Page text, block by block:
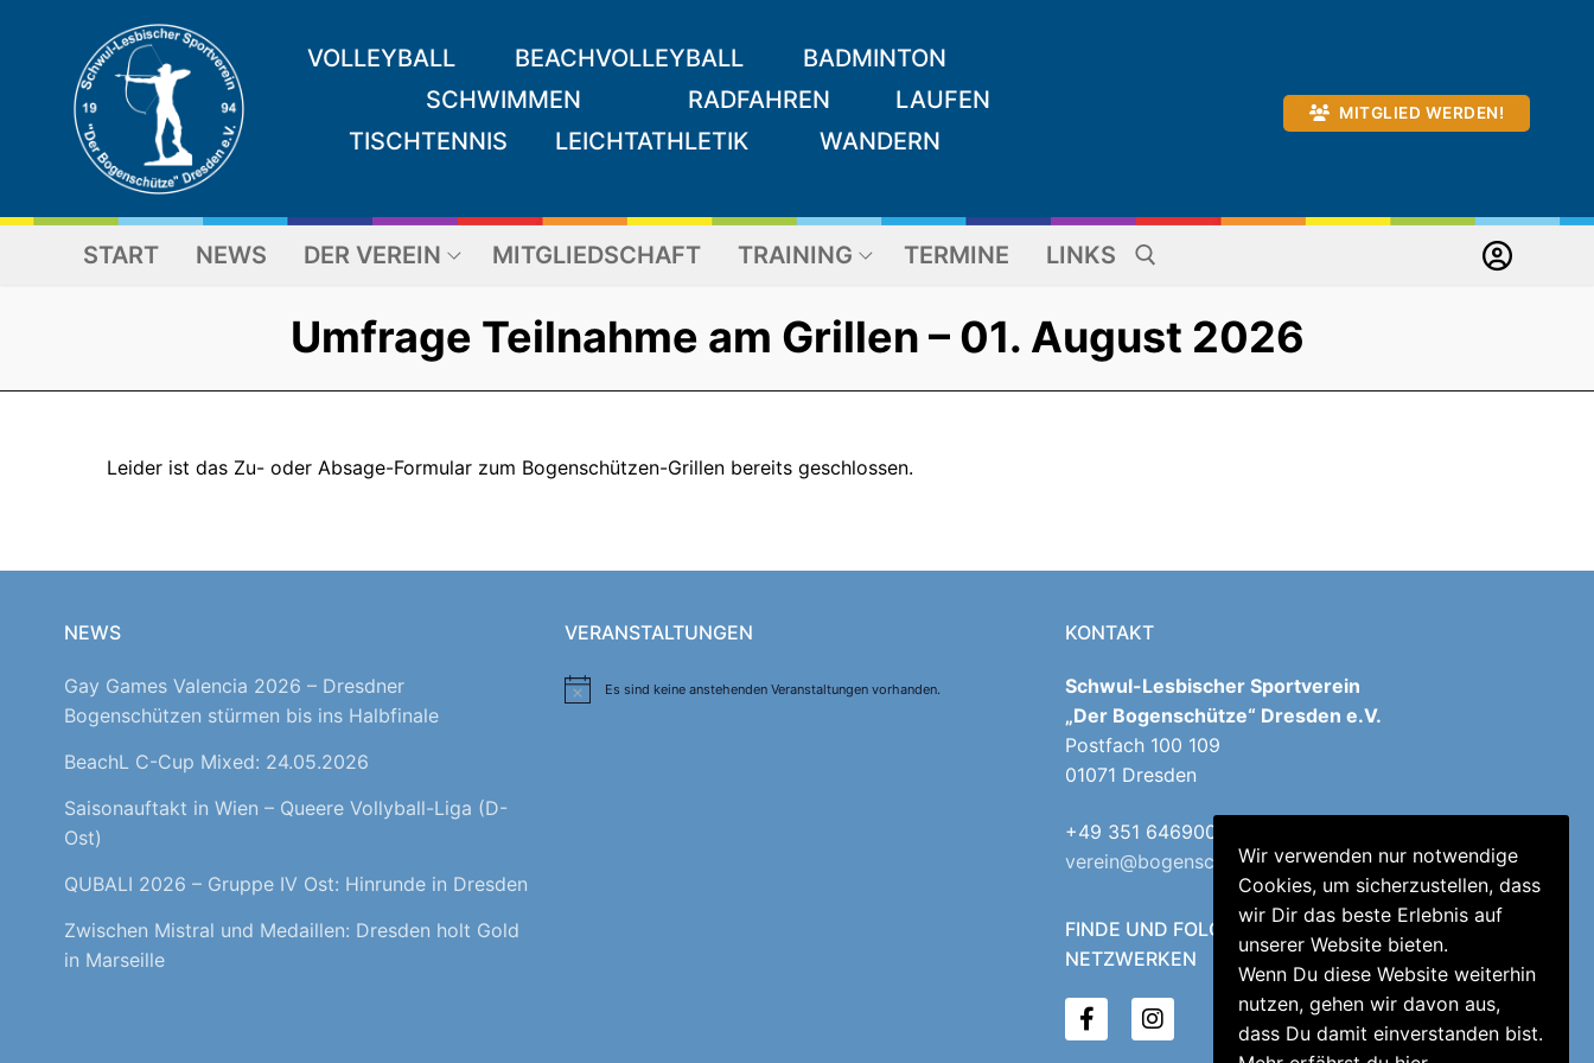
VOLLEYBALL BEACHVOLLEYBALL
BADMINTON
SCHWIMMEN
RADFAHREN
LAUFEN
TISCHTENNIS
LEICHTATHLETIK WANDERN
MITGLIED WERDEN!
START NEWS DER VEREIN MITGLIEDSCHAFT TRAINING TERMINE LINKS
Umfrage Teilnahme am Grillen – 01. August 2026
Leider ist das Zu- oder Absage-Formular zum Bogenschützen-Grillen bereits geschlossen.
NEWS
Gay Games Valencia 2026 – Dresdner
Bogenschützen stürmen bis ins Halbfinale
BeachL C-Cup Mixed: 24.05.2026
Saisonauftakt in Wien – Queere Vollyball-Liga (D-
Ost)
QUBALI 2026 – Gruppe IV Ost: Hinrunde in Dresden
Zwischen Mistral und Medaillen: Dresden holt Gold
in Marseille
VERANSTALTUNGEN
HinweisEs sind keine anstehenden Veranstaltungen vorhanden.
KONTAKT
Schwul-Lesbischer Sportverein
„Der Bogenschütze“ Dresden e.V.
Postfach 100 109
01071 Dresden
+49 351 64690040
verein@bogenschuetzen-dresden.de
FINDE UND FOLGE UNS IN DEN SOZIALEN
NETZWERKEN
Wir verwenden nur notwendige
Cookies, um sicherzustellen, dass
wir Dir das beste Erlebnis auf
unserer Website bieten.
Wenn Du diese Website weiterhin
nutzen, gehen wir davon aus,
dass Du damit einverstanden bist.